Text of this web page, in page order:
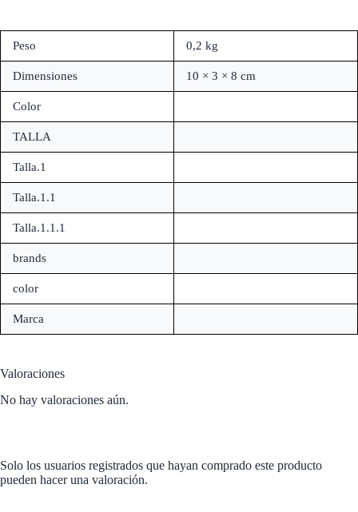
Peso 0,2 kg
Dimensiones 10 × 3 × 8 cm
Color
TALLA
Talla.1
Talla.1.1
Talla.1.1.1
brands
color
Marca
Valoraciones
No hay valoraciones aún.
Solo los usuarios registrados que hayan comprado este producto
pueden hacer una valoración.